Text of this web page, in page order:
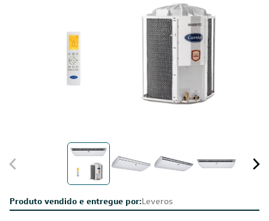
Produto vendido e entregue por:Leveros